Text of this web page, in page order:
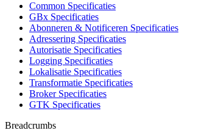
Common Specificaties
GBx Specificaties
Abonneren & Notificeren Specificaties
Adressering Specificaties
Autorisatie Specificaties
Logging Specificaties
Lokalisatie Specificaties
Transformatie Specificaties
Broker Specificaties
GTK Specificaties
Breadcrumbs